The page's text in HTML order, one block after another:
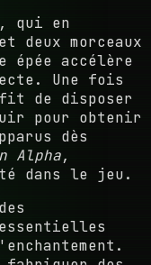
qui en
deux morceaux
épée accélère
Une fois
de disposer
pour obtenir
dès
Alpha,
dans le jeu.